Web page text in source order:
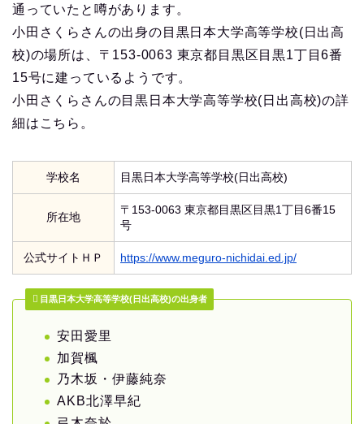
通っていたと噂があります。
小田さくらさんの出身の目黒日本大学高等学校(日出高
校)の場所は、〒153-0063 東京都目黒区目黒1丁目6番
15号に建っているようです。
小田さくらさんの目黒日本大学高等学校(日出高校)の詳
細はこちら。
学校名 目黒日本大学高等学校(日出高校)
所在地
〒153-0063 東京都目黒区目黒1丁目6番15
号
公式サイトＨＰ https://www.meguro-nichidai.ed.jp/
目黒日本大学高等学校(日出高校)の出身者
安田愛里
加賀楓
乃木坂・伊藤純奈
AKB北澤早紀